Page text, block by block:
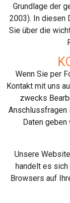
Grundlage der
2003). In diesen
Sie über die
Wenn Sie per
Kontakt mit uns
zwecks
Anschlussfragen
Daten
Unsere
handelt es
Browsers auf